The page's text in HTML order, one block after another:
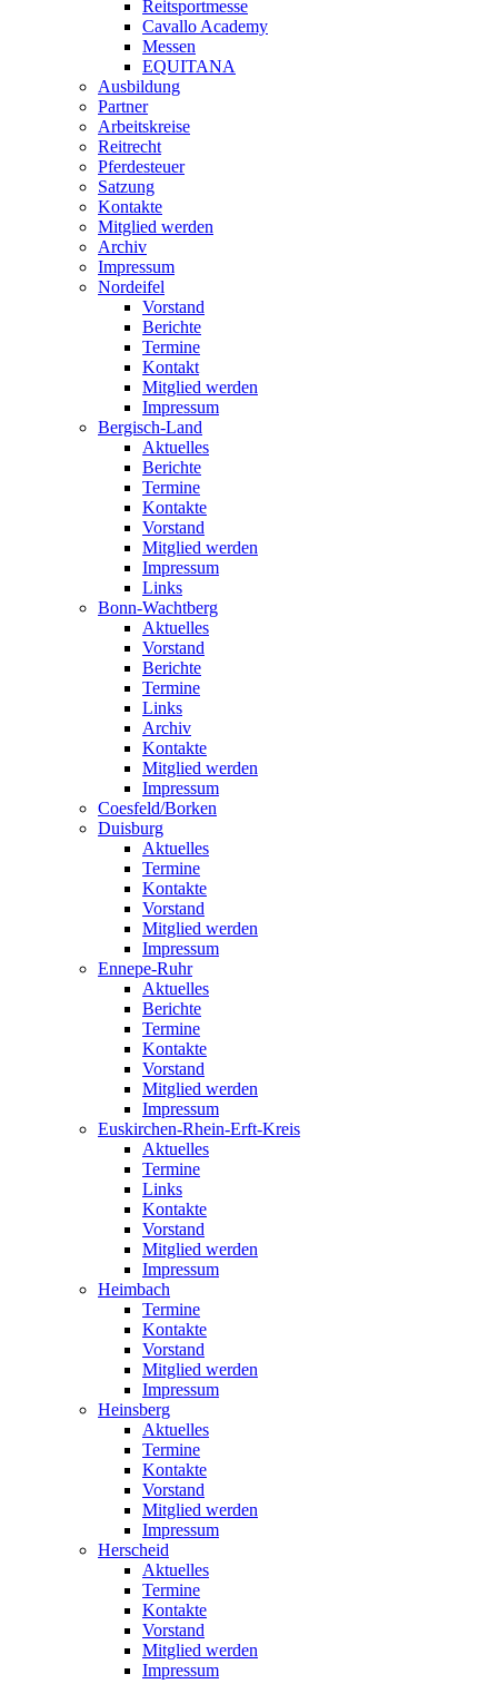
Reitsportmesse
Cavallo Academy
Messen
EQUITANA
Ausbildung
Partner
Arbeitskreise
Reitrecht
Pferdesteuer
Satzung
Kontakte
Mitglied werden
Archiv
Impressum
Nordeifel
Vorstand
Berichte
Termine
Kontakt
Mitglied werden
Impressum
Bergisch-Land
Aktuelles
Berichte
Termine
Kontakte
Vorstand
Mitglied werden
Impressum
Links
Bonn-Wachtberg
Aktuelles
Vorstand
Berichte
Termine
Links
Archiv
Kontakte
Mitglied werden
Impressum
Coesfeld/Borken
Duisburg
Aktuelles
Termine
Kontakte
Vorstand
Mitglied werden
Impressum
Ennepe-Ruhr
Aktuelles
Berichte
Termine
Kontakte
Vorstand
Mitglied werden
Impressum
Euskirchen-Rhein-Erft-Kreis
Aktuelles
Termine
Links
Kontakte
Vorstand
Mitglied werden
Impressum
Heimbach
Termine
Kontakte
Vorstand
Mitglied werden
Impressum
Heinsberg
Aktuelles
Termine
Kontakte
Vorstand
Mitglied werden
Impressum
Herscheid
Aktuelles
Termine
Kontakte
Vorstand
Mitglied werden
Impressum